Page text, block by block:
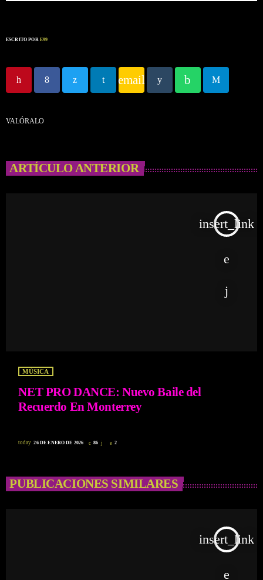
ESCRITO POR E99
email
VALÓRALO
ARTÍCULO ANTERIOR
insert_link
MÚSICA
NET PRO DANCE: Nuevo Baile del
Recuerdo En Monterrey
today 26 DE ENERO DE 2026 86 2
PUBLICACIONES SIMILARES
insert_link